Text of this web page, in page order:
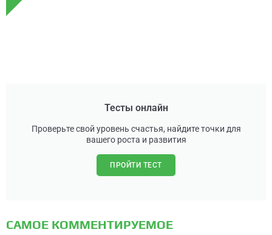
Тесты онлайн
Проверьте свой уровень счастья, найдите точки для
вашего роста и развития
ПРОЙТИ ТЕСТ
САМОЕ КОММЕНТИРУЕМОЕ